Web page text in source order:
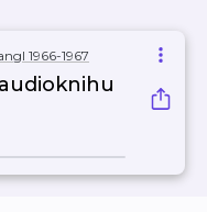
1966-1967